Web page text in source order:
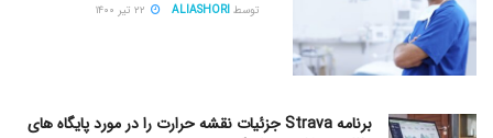
توسط ALIASHORI
برنامه Strava جزئیات نقشه حرارت را در مورد پایگاه های